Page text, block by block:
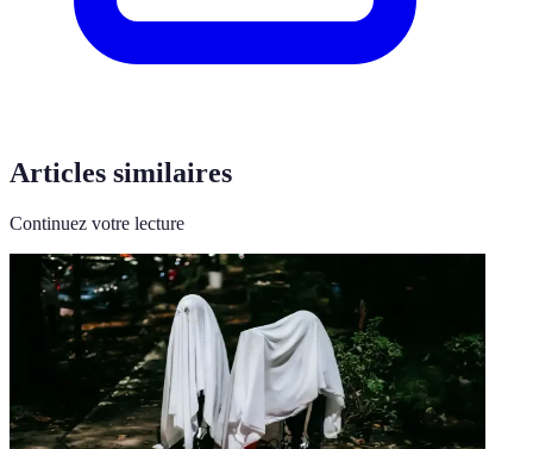
Articles similaires
Continuez votre lecture